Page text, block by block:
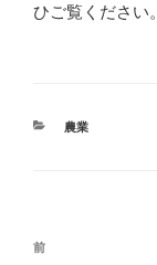
ひご覧ください。
カ
農業
投
過
前